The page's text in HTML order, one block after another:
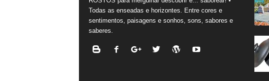
Todas as enseadas e horizontes. Entre cores e
sentimentos, paisagens e sonhos, sons, sabores e
saberes.